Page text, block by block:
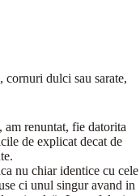
cornuri dulci sau sarate,
am renuntat, fie datorita
de explicat decat de
nu chiar identice cu cele
ci unul singur avand in